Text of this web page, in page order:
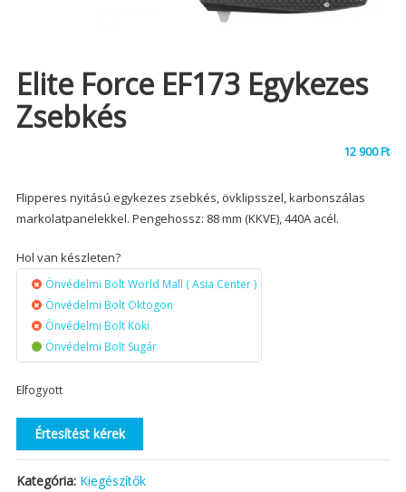
Elite Force EF173 Egykezes
Zsebkés
12 900Ft
Flipperes nyitású egykezes zsebkés, övklipsszel, karbonszálas
markolatpanelekkel. Pengehossz: 88 mm (KKVE), 440A acél.
Hol van készleten?
Önvédelmi Bolt World Mall ( Asia Center )
Önvédelmi Bolt Oktogon
Önvédelmi Bolt Köki
Önvédelmi Bolt Sugár
Elfogyott
Értesítést kérek
Kategória: Kiegészítők